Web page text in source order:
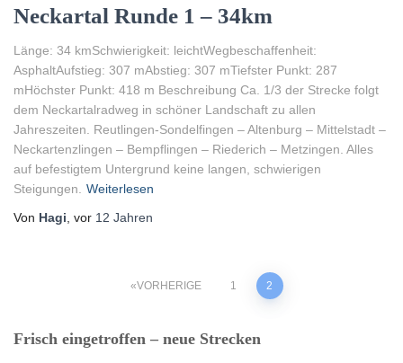
Neckartal Runde 1 – 34km
Länge: 34 kmSchwierigkeit: leichtWegbeschaffenheit:
AsphaltAufstieg: 307 mAbstieg: 307 mTiefster Punkt: 287
mHöchster Punkt: 418 m Beschreibung Ca. 1/3 der Strecke folgt
dem Neckartalradweg in schöner Landschaft zu allen
Jahreszeiten. Reutlingen-Sondelfingen – Altenburg – Mittelstadt –
Neckartenzlingen – Bempflingen – Riederich – Metzingen. Alles
auf befestigtem Untergrund keine langen, schwierigen
Steigungen.
Weiterlesen
Von Hagi , vor 12 Jahren
Seitennummerierung
der
VORHERIGE 1 2
Frisch eingetroffen – neue Strecken